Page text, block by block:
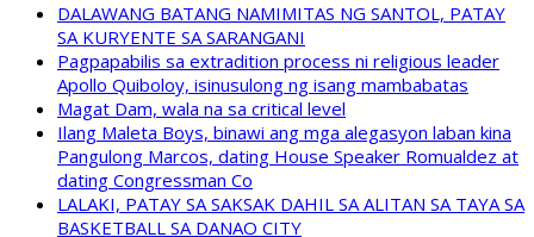
DALAWANG BATANG NAMIMITAS NG SANTOL, PATAY
SA KURYENTE SA SARANGANI
Pagpapabilis sa extradition process ni religious leader
Apollo Quiboloy, isinusulong ng isang mambabatas
Magat Dam, wala na sa critical level
Ilang Maleta Boys, binawi ang mga alegasyon laban kina
Pangulong Marcos, dating House Speaker Romualdez at
dating Congressman Co
LALAKI, PATAY SA SAKSAK DAHIL SA ALITAN SA TAYA SA
BASKETBALL SA DANAO CITY